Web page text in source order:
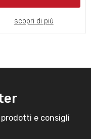
scopri di più
e consigli